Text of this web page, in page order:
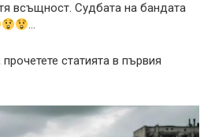
всъщност. Судбата на бандата
…
статията в първия